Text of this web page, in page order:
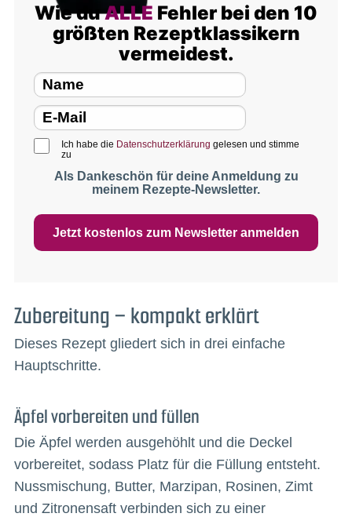
Wie duALLE Fehler bei den 10
größten Rezeptklassikern
vermeidest.
Ich habe die Datenschutzerklärung gelesen und stimme
zu
Als Dankeschön für deine Anmeldung zu
meinem Rezepte-Newsletter.
Jetzt kostenlos zum Newsletter anmelden
Zubereitung – kompakt erklärt
Dieses Rezept gliedert sich in drei einfache
Hauptschritte.
Äpfel vorbereiten und füllen
Die Äpfel werden ausgehöhlt und die Deckel
vorbereitet, sodass Platz für die Füllung entsteht.
Nussmischung, Butter, Marzipan, Rosinen, Zimt
und Zitronensaft verbinden sich zu einer